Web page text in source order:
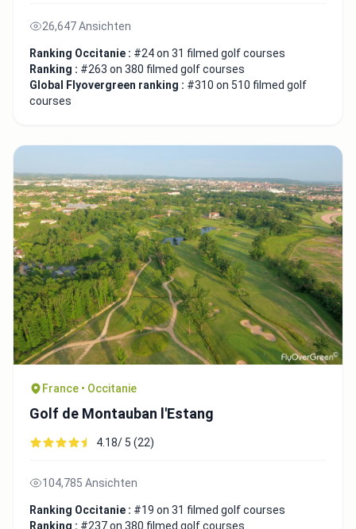
26,647 Ansichten
Ranking Occitanie : #24 on 31 filmed golf courses
Ranking : #263 on 380 filmed golf courses
Global Flyovergreen ranking : #310 on 510 filmed golf
courses
France • Occitanie
Golf de Montauban l'Estang
4.18/ 5 (22)
104,785 Ansichten
Ranking Occitanie : #19 on 31 filmed golf courses
Ranking : #237 on 380 filmed golf courses